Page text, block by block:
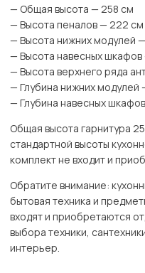
— Общая высота — 258 см
— Высота пеналов — 222 см
— Высота нижних модулей
— Высота навесных
— Высота верхнего ряда
— Глубина нижних модулей
— Глубина навесных
Общая высота гарнитура
стандартной высоты
комплект не входит и
Обратите внимание:
бытовая техника и
входят и приобретаются
выбора техники,
интерьер.